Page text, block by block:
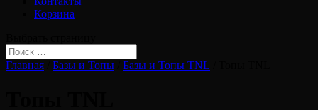
Корзина
Главная Базы и Топы Базы и Топы TNL